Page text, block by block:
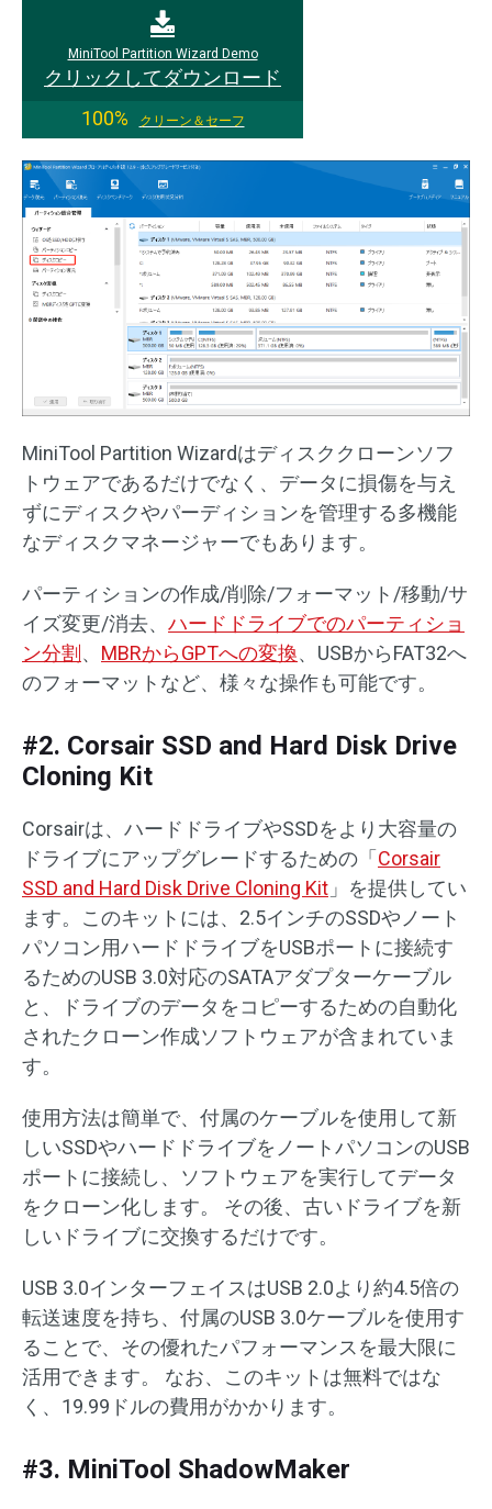
MiniTool Partition Wizard Demo
クリックしてダウンロード
100%
クリーン＆セーフ
MiniTool Partition Wizardはディスククローンソフ
トウェアであるだけでなく、データに損傷を与え
ずにディスクやパーディションを管理する多機能
なディスクマネージャーでもあります。
パーティションの作成/削除/フォーマット/移動/サ
イズ変更/消去、 ハードドライブでのパーティショ
ン分割 、 MBRからGPTへの変換、USBからFAT32へ
のフォーマットなど、様々な操作も可能です。
#2. Corsair SSD and Hard Disk Drive
Cloning Kit
​Corsairは、ハードドライブやSSDをより大容量の
ドライブにアップグレードするための「 Corsair
SSD and Hard Disk Drive Cloning Kit 」を提供してい
ます。このキットには、2.5インチのSSDやノート
パソコン用ハードドライブをUSBポートに接続す
るためのUSB 3.0対応のSATAアダプターケーブル
と、ドライブのデータをコピーするための自動化
されたクローン作成ソフトウェアが含まれていま
す。
使用方法は簡単で、付属のケーブルを使用して新
しいSSDやハードドライブをノートパソコンのUSB
ポートに接続し、ソフトウェアを実行してデータ
をクローン化します。 その後、古いドライブを新
しいドライブに交換するだけです。
USB 3.0インターフェイスはUSB 2.0より約4.5倍の
転送速度を持ち、付属のUSB 3.0ケーブルを使用す
ることで、その優れたパフォーマンスを最大限に
活用できます。 なお、このキットは無料ではな
く、19.99ドルの費用がかかります。
#3. MiniTool ShadowMaker